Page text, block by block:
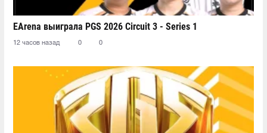
EArena выиграла PGS 2026 Circuit 3 - Series 1
12 часов назад 0 0